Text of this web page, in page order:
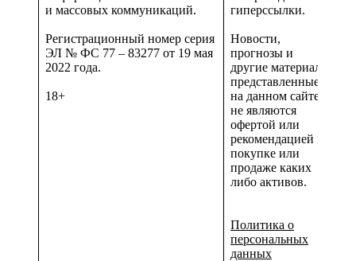
и массовых коммуникаций.
Регистрационный номер серия
ЭЛ № ФС 77 – 83277 от 19 мая
2022 года.
18+
гиперссылки.
Новости,
прогнозы и
другие материалы,
представленные
на данном сайте
не являются
офертой или
рекомендацией к
покупке или
продаже каких
либо активов.
Политика о
персональных
данных